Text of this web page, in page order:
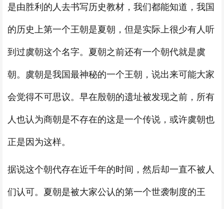
是由胜利的人去书写历史教材，我们都能知道，我国
的历史上第一个王朝是夏朝，但是实际上很少有人听
到过虞朝这个名字。夏朝之前还有一个朝代就是虞
朝。虞朝是我国最神秘的一个王朝，说出来可能大家
会觉得不可思议。早在殷朝的遗址被发现之前，所有
人也认为商朝是不存在的这是一个传说，或许虞朝也
正是因为这样。
据说这个朝代存在近千年的时间，然后却一直不被人
们认可。夏朝是被大家公认的第一个世袭制度的王